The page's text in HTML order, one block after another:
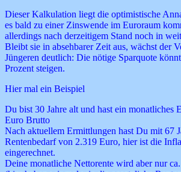
Dieser Kalkulation liegt die optimistische
es bald zu einer Zinswende im Euroraum
allerdings nach derzeitigem Stand noch in
Bleibt sie in absehbarer Zeit aus, wächst der
Jüngeren deutlich: Die nötige Sparquote
Prozent steigen.
Hier mal ein Beispiel
Du bist 30 Jahre alt und hast ein monatliches
Euro Brutto
Nach aktuellem Ermittlungen hast Du mit 67
Rentenbedarf von 2.319 Euro, hier ist die
eingerechnet.
Deine monatliche Nettorente wird aber nur